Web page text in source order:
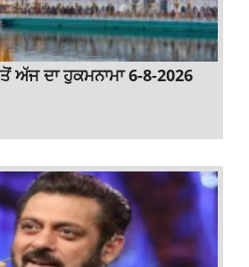
ਅੱਜ ਦਾ ਹੁਕਮਨਾਮਾ 6-8-2026